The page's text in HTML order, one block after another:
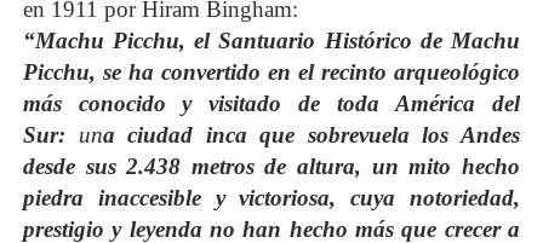
en 1911 por Hiram Bingham:
“Machu Picchu, el Santuario Histórico de Machu
Picchu, se ha convertido en el recinto arqueológico
más conocido y visitado de toda América del
Sur: una ciudad inca que sobrevuela los Andes
desde sus 2.438 metros de altura, un mito hecho
piedra inaccesible y victoriosa, cuya notoriedad,
prestigio y leyenda no han hecho más que crecer a